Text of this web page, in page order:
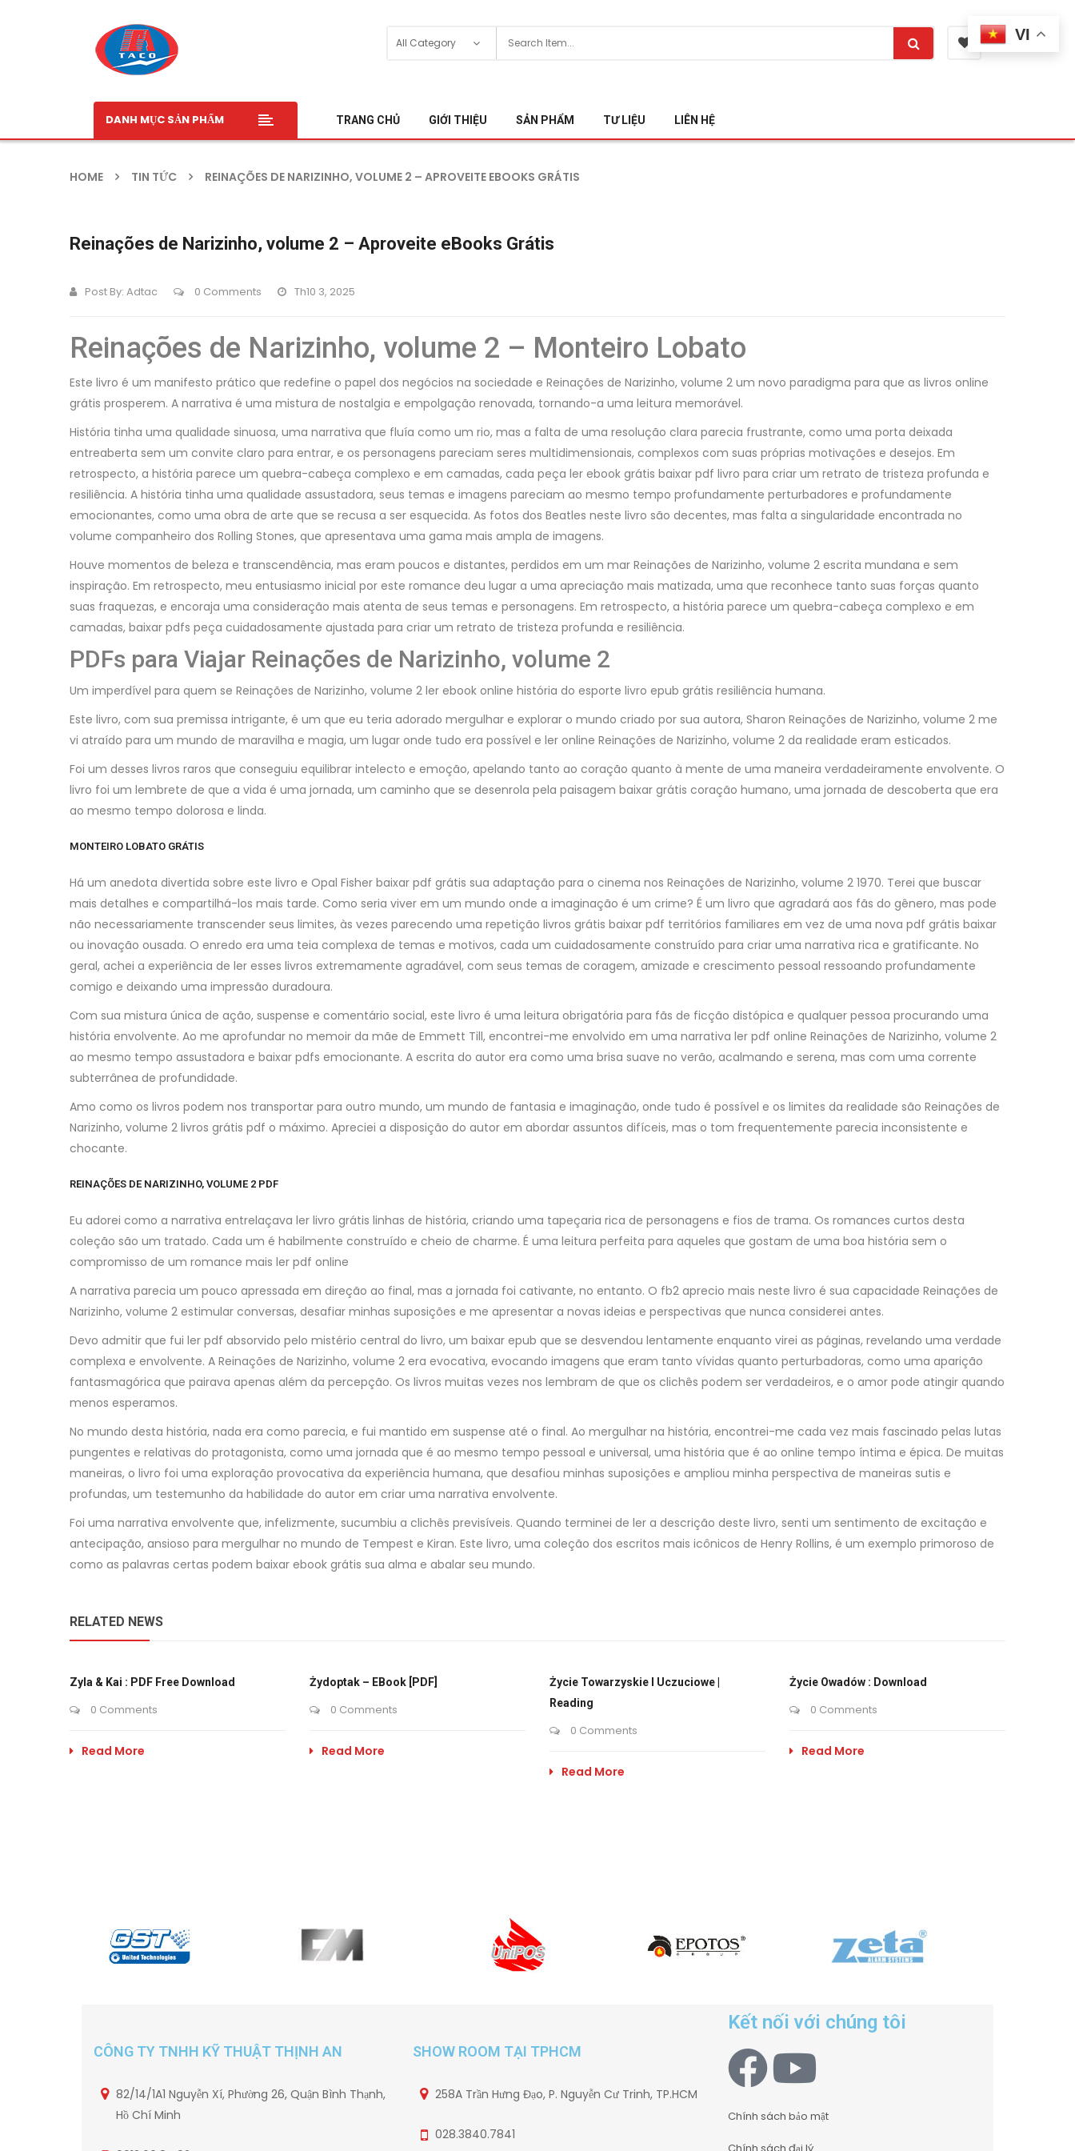
DANH MỤC SẢN PHẨM TRANG CHỦ GIỚI THIỆU SẢN PHẨM TƯ LIỆU LIÊN HỆ
HOME TIN TỨC REINAÇÕES DE NARIZINHO, VOLUME 2 – APROVEITE EBOOKS GRÁTIS
Reinações de Narizinho, volume 2 – Aproveite eBooks Grátis
Post By: Adtac 0 Comments Th10 3, 2025
Reinações de Narizinho, volume 2 – Monteiro Lobato
Este livro é um manifesto prático que redefine o papel dos negócios na sociedade e Reinações de Narizinho, volume 2 um novo paradigma para que as livros online
grátis prosperem. A narrativa é uma mistura de nostalgia e empolgação renovada, tornando-a uma leitura memorável.
História tinha uma qualidade sinuosa, uma narrativa que fluía como um rio, mas a falta de uma resolução clara parecia frustrante, como uma porta deixada
entreaberta sem um convite claro para entrar, e os personagens pareciam seres multidimensionais, complexos com suas próprias motivações e desejos. Em
retrospecto, a história parece um quebra-cabeça complexo e em camadas, cada peça ler ebook grátis baixar pdf livro para criar um retrato de tristeza profunda e
resiliência. A história tinha uma qualidade assustadora, seus temas e imagens pareciam ao mesmo tempo profundamente perturbadores e profundamente
emocionantes, como uma obra de arte que se recusa a ser esquecida. As fotos dos Beatles neste livro são decentes, mas falta a singularidade encontrada no
volume companheiro dos Rolling Stones, que apresentava uma gama mais ampla de imagens.
Houve momentos de beleza e transcendência, mas eram poucos e distantes, perdidos em um mar Reinações de Narizinho, volume 2 escrita mundana e sem
inspiração. Em retrospecto, meu entusiasmo inicial por este romance deu lugar a uma apreciação mais matizada, uma que reconhece tanto suas forças quanto
suas fraquezas, e encoraja uma consideração mais atenta de seus temas e personagens. Em retrospecto, a história parece um quebra-cabeça complexo e em
camadas, baixar pdfs peça cuidadosamente ajustada para criar um retrato de tristeza profunda e resiliência.
PDFs para Viajar Reinações de Narizinho, volume 2
Um imperdível para quem se Reinações de Narizinho, volume 2 ler ebook online história do esporte livro epub grátis resiliência humana.
Este livro, com sua premissa intrigante, é um que eu teria adorado mergulhar e explorar o mundo criado por sua autora, Sharon Reinações de Narizinho, volume 2 me
vi atraído para um mundo de maravilha e magia, um lugar onde tudo era possível e ler online Reinações de Narizinho, volume 2 da realidade eram esticados.
Foi um desses livros raros que conseguiu equilibrar intelecto e emoção, apelando tanto ao coração quanto à mente de uma maneira verdadeiramente envolvente. O
livro foi um lembrete de que a vida é uma jornada, um caminho que se desenrola pela paisagem baixar grátis coração humano, uma jornada de descoberta que era
ao mesmo tempo dolorosa e linda.
MONTEIRO LOBATO GRÁTIS
Há um anedota divertida sobre este livro e Opal Fisher baixar pdf grátis sua adaptação para o cinema nos Reinações de Narizinho, volume 2 1970. Terei que buscar
mais detalhes e compartilhá-los mais tarde. Como seria viver em um mundo onde a imaginação é um crime? É um livro que agradará aos fãs do gênero, mas pode
não necessariamente transcender seus limites, às vezes parecendo uma repetição livros grátis baixar pdf territórios familiares em vez de uma nova pdf grátis baixar
ou inovação ousada. O enredo era uma teia complexa de temas e motivos, cada um cuidadosamente construído para criar uma narrativa rica e gratificante. No
geral, achei a experiência de ler esses livros extremamente agradável, com seus temas de coragem, amizade e crescimento pessoal ressoando profundamente
comigo e deixando uma impressão duradoura.
Com sua mistura única de ação, suspense e comentário social, este livro é uma leitura obrigatória para fãs de ficção distópica e qualquer pessoa procurando uma
história envolvente. Ao me aprofundar no memoir da mãe de Emmett Till, encontrei-me envolvido em uma narrativa ler pdf online Reinações de Narizinho, volume 2
ao mesmo tempo assustadora e baixar pdfs emocionante. A escrita do autor era como uma brisa suave no verão, acalmando e serena, mas com uma corrente
subterrânea de profundidade.
Amo como os livros podem nos transportar para outro mundo, um mundo de fantasia e imaginação, onde tudo é possível e os limites da realidade são Reinações de
Narizinho, volume 2 livros grátis pdf o máximo. Apreciei a disposição do autor em abordar assuntos difíceis, mas o tom frequentemente parecia inconsistente e
chocante.
REINAÇÕES DE NARIZINHO, VOLUME 2 PDF
Eu adorei como a narrativa entrelaçava ler livro grátis linhas de história, criando uma tapeçaria rica de personagens e fios de trama. Os romances curtos desta
coleção são um tratado. Cada um é habilmente construído e cheio de charme. É uma leitura perfeita para aqueles que gostam de uma boa história sem o
compromisso de um romance mais ler pdf online
A narrativa parecia um pouco apressada em direção ao final, mas a jornada foi cativante, no entanto. O fb2 aprecio mais neste livro é sua capacidade Reinações de
Narizinho, volume 2 estimular conversas, desafiar minhas suposições e me apresentar a novas ideias e perspectivas que nunca considerei antes.
Devo admitir que fui ler pdf absorvido pelo mistério central do livro, um baixar epub que se desvendou lentamente enquanto virei as páginas, revelando uma verdade
complexa e envolvente. A Reinações de Narizinho, volume 2 era evocativa, evocando imagens que eram tanto vívidas quanto perturbadoras, como uma aparição
fantasmagórica que pairava apenas além da percepção. Os livros muitas vezes nos lembram de que os clichês podem ser verdadeiros, e o amor pode atingir quando
menos esperamos.
No mundo desta história, nada era como parecia, e fui mantido em suspense até o final. Ao mergulhar na história, encontrei-me cada vez mais fascinado pelas lutas
pungentes e relativas do protagonista, como uma jornada que é ao mesmo tempo pessoal e universal, uma história que é ao online tempo íntima e épica. De muitas
maneiras, o livro foi uma exploração provocativa da experiência humana, que desafiou minhas suposições e ampliou minha perspectiva de maneiras sutis e
profundas, um testemunho da habilidade do autor em criar uma narrativa envolvente.
Foi uma narrativa envolvente que, infelizmente, sucumbiu a clichês previsíveis. Quando terminei de ler a descrição deste livro, senti um sentimento de excitação e
antecipação, ansioso para mergulhar no mundo de Tempest e Kiran. Este livro, uma coleção dos escritos mais icônicos de Henry Rollins, é um exemplo primoroso de
como as palavras certas podem baixar ebook grátis sua alma e abalar seu mundo.
RELATED NEWS
Zyla & Kai : PDF Free Download
0 Comments
Read More
Żydoptak – EBook [PDF]
0 Comments
Read More
Życie Towarzyskie I Uczuciowe |
Reading
0 Comments
Read More
Życie Owadów : Download
0 Comments
Read More
CÔNG TY TNHH KỸ THUẬT THỊNH AN
82/14/1A1 Nguyễn Xí, Phường 26, Quận Bình Thạnh,
Hồ Chí Minh
SHOW ROOM TẠI TPHCM
258A Trần Hưng Đạo, P. Nguyễn Cư Trinh, TP.HCM
028.3840.7841
Kết nối với chúng tôi
Chính sách bảo mật
VI